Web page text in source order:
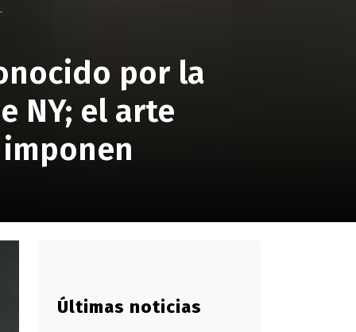
por la
NY; el arte
Últimas noticias